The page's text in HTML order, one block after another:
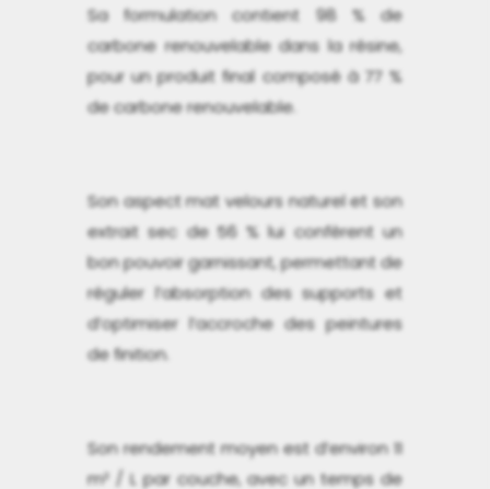
Sa formulation contient 98 % de
carbone renouvelable dans la résine,
pour un produit final composé à 77 %
de carbone renouvelable.
Son aspect mat velours naturel et son
extrait sec de 56 % lui confèrent un
bon pouvoir garnissant, permettant de
réguler l’absorption des supports et
d’optimiser l’accroche des peintures
de finition.
Son rendement moyen est d’environ 11
m² / L par couche, avec un temps de